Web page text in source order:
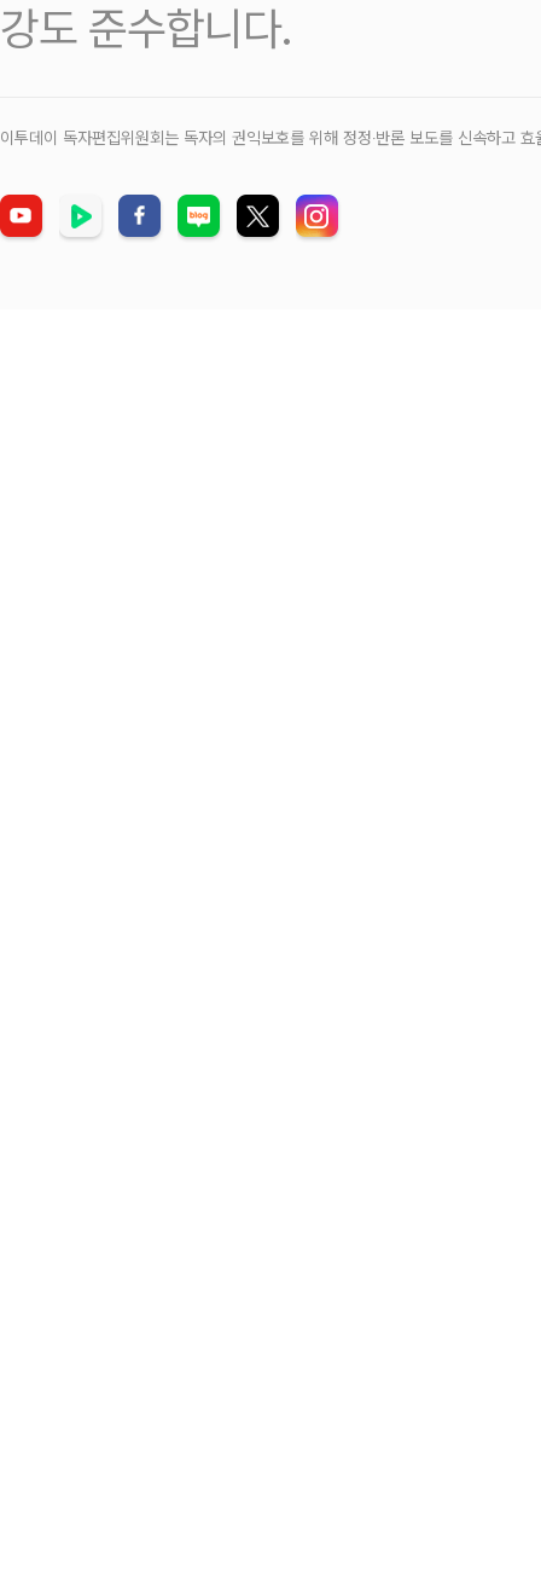
강도 준수합니다.
이투데이 독자편집위원회는 독자의 권익보호를 위해 정정‧반론 보도를 신속하고